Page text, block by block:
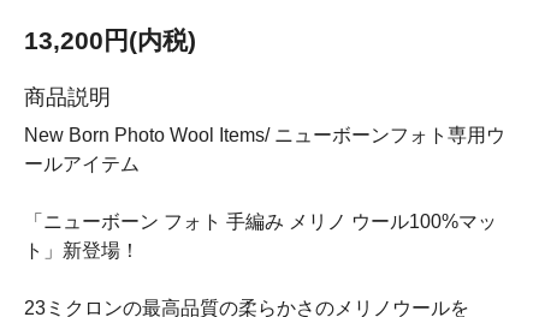
13,200円(内税)
商品説明
New Born Photo Wool Items/ ニューボーンフォト専用ウ
ールアイテム
「ニューボーン フォト 手編み メリノ ウール100%マッ
ト」新登場！
23ミクロンの最高品質の柔らかさのメリノウールを